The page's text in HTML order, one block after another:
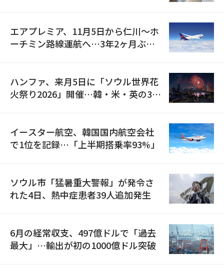
エアプレミア、11月5日から仁川〜ホ
ーチミン路線運航へ…3年2ヶ月ぶり
ハンファ、来月5日に「ソウル世界花
火祭り2026」開催…韓・米・英の3カ
イースター航空、韓国国内航空会社
で1位を記録…「上半期搭乗率93%」
ソウル市「猛暑重大警報」が発令さ
れた4日、熱中症患者39人追加発生
6月の経常収支、497億ドルで「過去
最大」…輸出が初の1000億ドル突破